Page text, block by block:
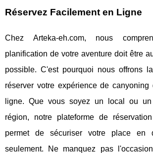
Réservez Facilement en Ligne
Chez Arteka-eh.com, nous
planification de votre aventure doit être
possible. C'est pourquoi nous offrons
réserver votre expérience de canyoning
ligne. Que vous soyez un local ou
région, notre plateforme de
permet de sécuriser votre place en
seulement. Ne manquez pas